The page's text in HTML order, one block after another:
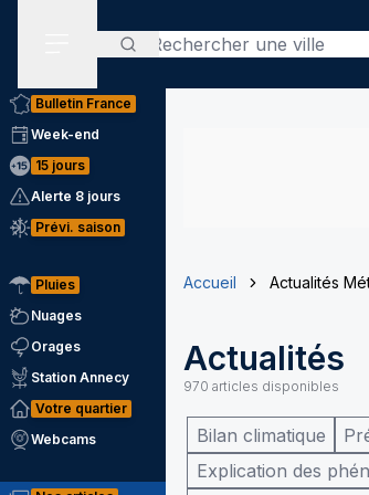
Rechercher
Bulletin France
Week-end
15 jours
Alerte 8 jours
Prévi. saison
Pluies
Nuages
Orages
Station Annecy
Votre quartier
Webcams
Accueil Actualités
Actualités
970 articles disponibles
Bilan climatique
Explication des